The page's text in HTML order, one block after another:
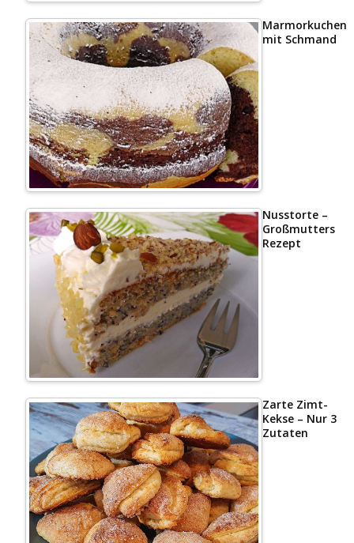
Marmorkuchen
mit Schmand
Nusstorte –
Großmutters
Rezept
Zarte Zimt-
Kekse – Nur 3
Zutaten